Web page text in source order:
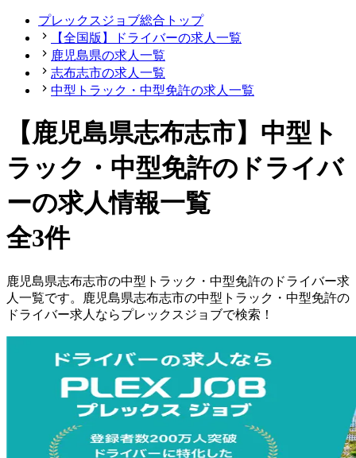
プレックスジョブ総合トップ
【全国版】ドライバーの求人一覧
鹿児島県の求人一覧
志布志市の求人一覧
中型トラック・中型免許の求人一覧
【鹿児島県志布志市】中型ト
ラック・中型免許のドライバ
ーの求人情報一覧
全3件
鹿児島県志布志市の中型トラック・中型免許の ドライバー求
人一覧です。
鹿児島県志布志市の中型トラック・中型免許の
ドライバー求人ならプレックスジョブで検索！